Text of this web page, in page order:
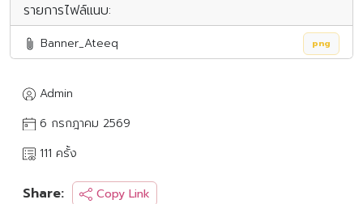
รายการไฟล์แนบ:
Banner_Ateeq png
Admin
6 กรกฎาคม 2569
111 ครั้ง
Share: Copy Link